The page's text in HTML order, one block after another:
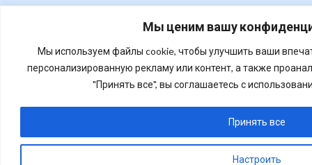
Мы ценим вашу
Мы используем файлы cookie, чтобы улучшить ваши
персонализированную рекламу или контент, а также
"Принять все", вы соглашаетесь с
Настроить
Принять все